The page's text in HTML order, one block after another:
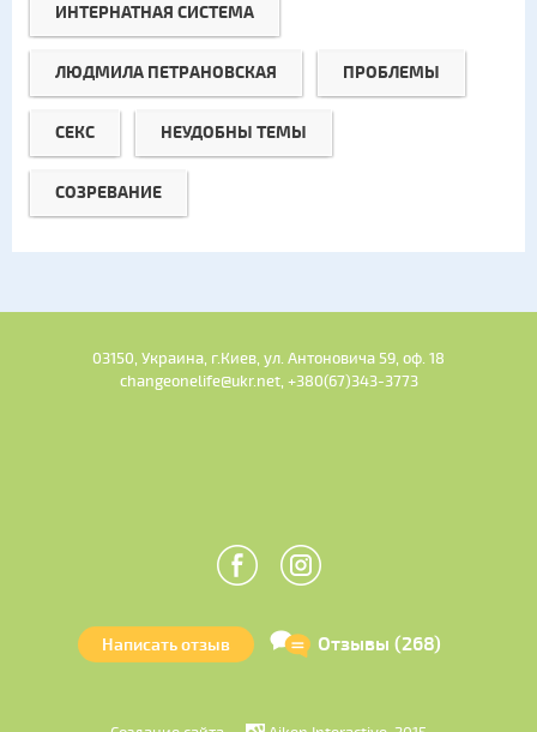
ИНТЕРНАТНАЯ СИСТЕМА
ЛЮДМИЛА ПЕТРАНОВСКАЯ ПРОБЛЕМЫ
СЕКС НЕУДОБНЫ ТЕМЫ
СОЗРЕВАНИЕ
03150, Украина, г.Киев, ул. Антоновича 59, оф. 18
changeonelife@ukr.net, +380(67)343-3773
Написать отзыв Отзывы (268)